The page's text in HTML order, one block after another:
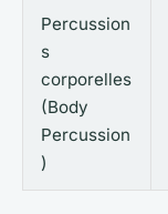
Percussion
s
corporelles
(Body
Percussion
)